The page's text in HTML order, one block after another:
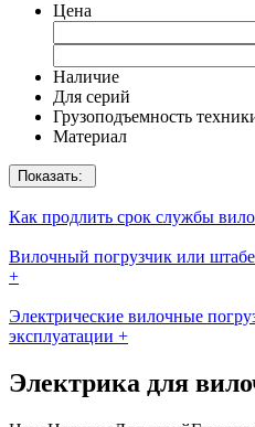
Цена
Наличие
Для серий
Грузоподъемность
Материал
Показать:
Как продлить срок службы
Вилочный погрузчик или
+
Электрические вилочные
эксплуатации +
Электрика для